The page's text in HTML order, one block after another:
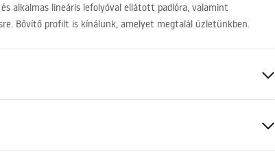
és alkalmas lineáris lefolyóval ellátott padlóra, valamint
Bővítő profilt is kínálunk, amelyet megtalál üzletünkben.